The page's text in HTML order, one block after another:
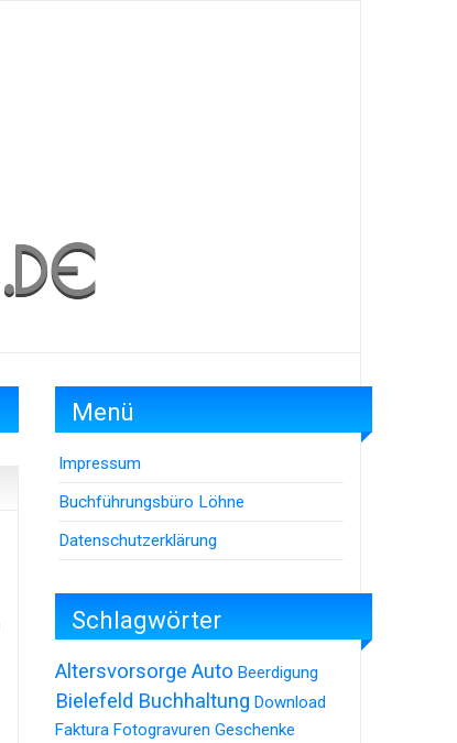
Menü
Impressum
Buchführungsbüro Löhne
Datenschutzerklärung
Schlagwörter
Altersvorsorge Auto Beerdigung
Bielefeld Buchhaltung Download
Faktura Fotogravuren Geschenke